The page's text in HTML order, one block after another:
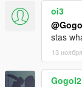
oi3
stas
13